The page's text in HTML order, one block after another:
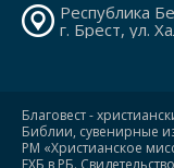
Республика
г. Брест, ул.
Благовест -
Библии, сувенирные
РМ «Христианское